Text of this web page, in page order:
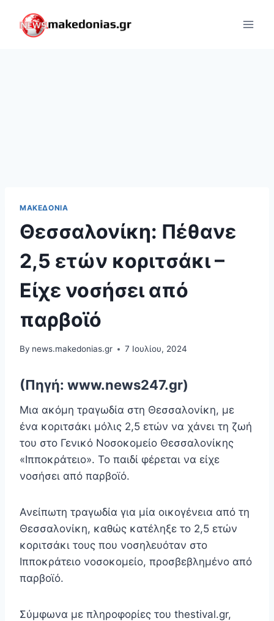
content
ΜΑΚΕΔΟΝΊΑ
Θεσσαλονίκη: Πέθανε
2,5 ετών κοριτσάκι –
Είχε νοσήσει από
παρβοϊό
By news.makedonias.gr 7 Ιουλίου, 2024
(Πηγή: www.news247.gr)
Μια ακόμη τραγωδία στη Θεσσαλονίκη, με
ένα κοριτσάκι μόλις 2,5 ετών να χάνει τη ζωή
του στο Γενικό Νοσοκομείο Θεσσαλονίκης
«Ιπποκράτειο». Το παιδί φέρεται να είχε
νοσήσει από παρβοϊό.
Ανείπωτη τραγωδία για μία οικογένεια από τη
Θεσσαλονίκη, καθώς κατέληξε το 2,5 ετών
κοριτσάκι τους που νοσηλευόταν στο
Ιπποκράτειο νοσοκομείο, προσβεβλημένο από
παρβοϊό.
Σύμφωνα με πληροφορίες του thestival.gr,